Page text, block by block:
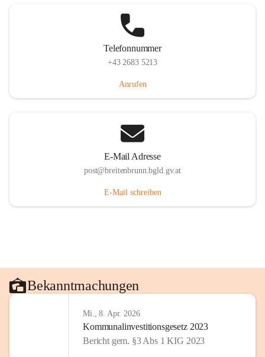
Telefonnummer
+43 2683 5213
Anrufen
E-Mail Adresse
post@breitenbrunn.bgld.gv.at
E-Mail schreiben
Bekanntmachungen
Mi., 8. Apr. 2026
Kommunalinvestitionsgesetz 2023
Bericht gem. §3 Abs 1 KIG 2023